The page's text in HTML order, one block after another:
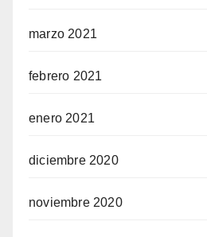
marzo 2021
febrero 2021
enero 2021
diciembre 2020
noviembre 2020